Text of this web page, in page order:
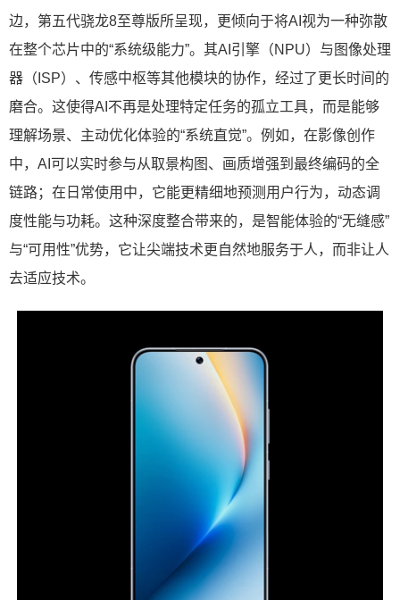
边，第五代骁龙8至尊版所呈现，更倾向于将AI视为一种弥散
在整个芯片中的“系统级能力”。其AI引擎（NPU）与图像处理
器（ISP）、传感中枢等其他模块的协作，经过了更长时间的
磨合。这使得AI不再是处理特定任务的孤立工具，而是能够
理解场景、主动优化体验的“系统直觉”。例如，在影像创作
中，AI可以实时参与从取景构图、画质增强到最终编码的全
链路；在日常使用中，它能更精细地预测用户行为，动态调
度性能与功耗。这种深度整合带来的，是智能体验的“无缝感”
与“可用性”优势，它让尖端技术更自然地服务于人，而非让人
去适应技术。